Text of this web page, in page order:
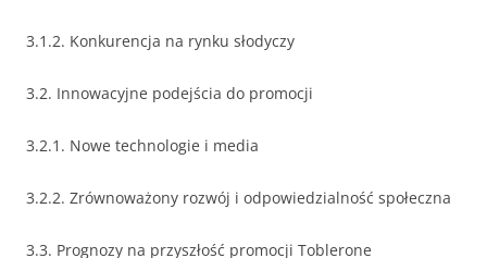
3.1.2. Konkurencja na rynku słodyczy
3.2. Innowacyjne podejścia do promocji
3.2.1. Nowe technologie i media
3.2.2. Zrównoważony rozwój i odpowiedzialność społeczna
3.3. Prognozy na przyszłość promocji Toblerone